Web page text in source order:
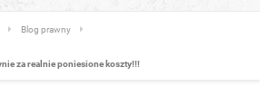
Blog prawny
za realnie poniesione koszty!!!